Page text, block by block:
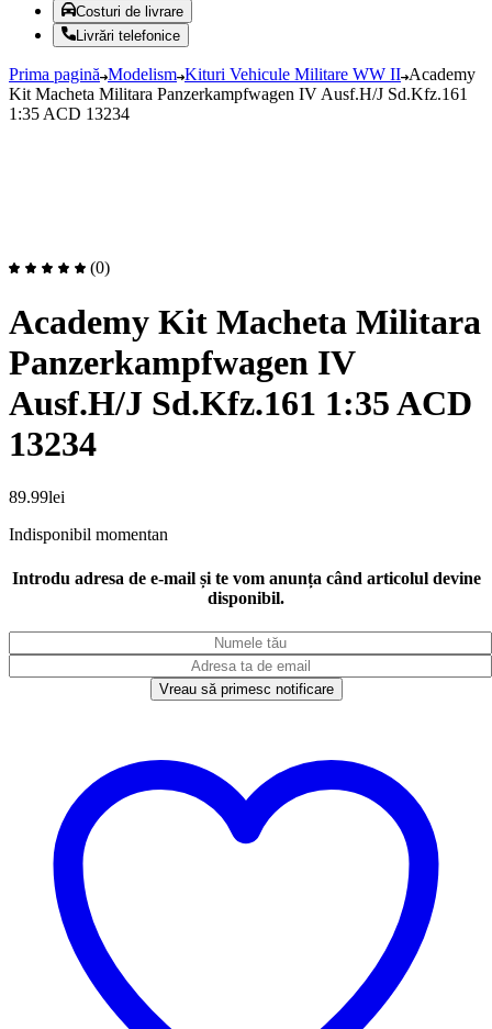
Costuri de livrare
Livrări telefonice
Prima pagină Modelism Kituri Vehicule Militare WW II Academy
Kit Macheta Militara Panzerkampfwagen IV Ausf.H/J Sd.Kfz.161
1:35 ACD 13234
(0)
Academy Kit Macheta Militara
Panzerkampfwagen IV
Ausf.H/J Sd.Kfz.161 1:35 ACD
13234
89.99lei
Indisponibil momentan
Introdu adresa de e-mail și te vom anunța când articolul devine
disponibil.
Vreau să primesc notificare